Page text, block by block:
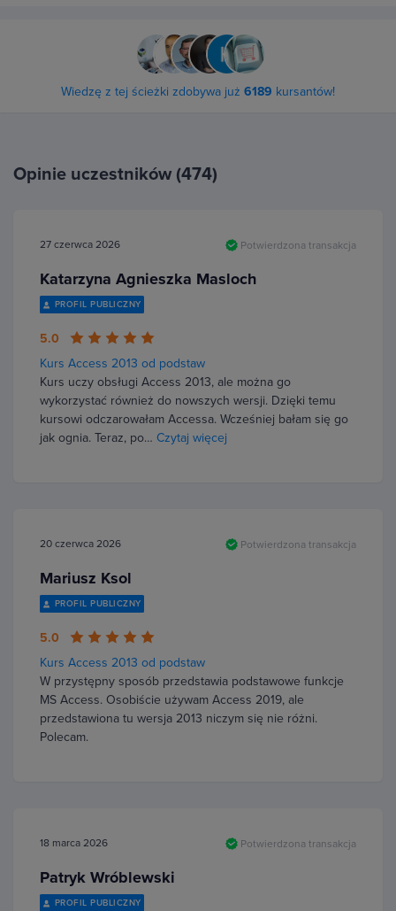
Wiedzę z tej ścieżki zdobywa już 6189 kursantów!
Opinie uczestników (474)
27 czerwca 2026 Potwierdzona transakcja
Katarzyna Agnieszka Masloch
PROFIL PUBLICZNY
5.0
Kurs Access 2013 od podstaw
Kurs uczy obsługi Access 2013, ale można go
wykorzystać również do nowszych wersji. Dzięki temu
kursowi odczarowałam Accessa. Wcześniej bałam się go
jak ognia. Teraz, po… Czytaj więcej
20 czerwca 2026 Potwierdzona transakcja
Mariusz Ksol
PROFIL PUBLICZNY
5.0
Kurs Access 2013 od podstaw
W przystępny sposób przedstawia podstawowe funkcje
MS Access. Osobiście używam Access 2019, ale
przedstawiona tu wersja 2013 niczym się nie różni.
Polecam.
18 marca 2026 Potwierdzona transakcja
Patryk Wróblewski
PROFIL PUBLICZNY